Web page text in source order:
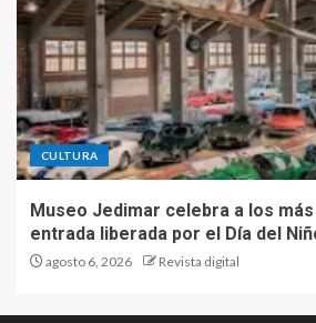
CULTURA
Museo Jedimar celebra a los
entrada liberada por el Día del
agosto 6, 2026 Revista digital